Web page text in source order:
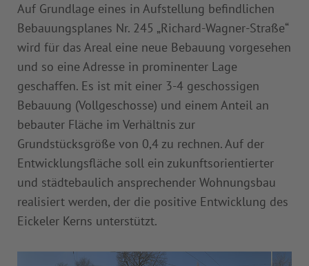
Auf Grundlage eines in Aufstellung befindlichen
Bebauungsplanes Nr. 245 „Richard-Wagner-Straße“
wird für das Areal eine neue Bebauung vorgesehen
und so eine Adresse in prominenter Lage
geschaffen. Es ist mit einer 3-4 geschossigen
Bebauung (Vollgeschosse) und einem Anteil an
bebauter Fläche im Verhältnis zur
Grundstücksgröße von 0,4 zu rechnen. Auf der
Entwicklungsfläche soll ein zukunftsorientierter
und städtebaulich ansprechender Wohnungsbau
realisiert werden, der die positive Entwicklung des
Eickeler Kerns unterstützt.